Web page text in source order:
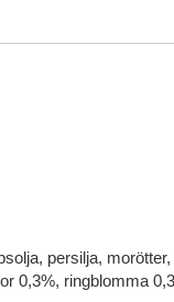
persilja,
0,3%, ringblomma